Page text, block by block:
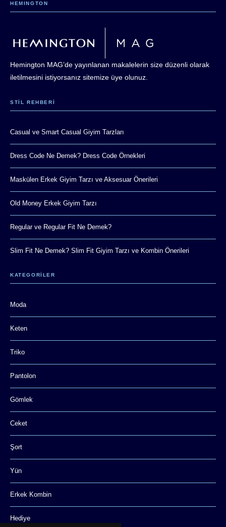
HEMINGTON
Hemington MAG’de yayınlanan makalelerin size düzenli olarak
iletilmesini istiyorsanız sitemize üye olunuz.
STIL REHBERI
Casual ve Smart Casual Giyim Tarzları
Dress Code Ne Demek? Dress Code Örnekleri
Maskülen Erkek Giyim Tarzı ve Aksesuar Önerileri
Old Money Erkek Giyim Tarzı
Regular ve Regular Fit Ne Demek?
Slim Fit Ne Demek? Slim Fit Giyim Tarzı ve Kombin Önerileri
KATEGORİLER
Moda
Keten
Triko
Pantolon
Gömlek
Ceket
Şort
Yün
Erkek Kombin
Hediye